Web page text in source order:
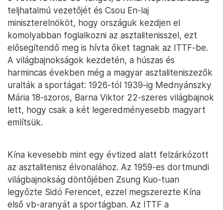
teljhatalmú vezetőjét és Csou En-laj
miniszterelnököt, hogy országuk kezdjen el
komolyabban foglalkozni az asztalitenisszel, ezt
elősegítendő meg is hívta őket tagnak az ITTF-be.
A világbajnokságok kezdetén, a húszas és
harmincas években még a magyar asztaliteniszezők
uralták a sportágat: 1926-tól 1939-ig Mednyánszky
Mária 18-szoros, Barna Viktor 22-szeres világbajnok
lett, hogy csak a két legeredményesebb magyart
említsük.
Kína kevesebb mint egy évtized alatt felzárkózott
az asztalitenisz élvonalához. Az 1959-es dortmundi
világbajnokság döntőjében Zsung Kuo-tuan
legyőzte Sidó Ferencet, ezzel megszerezte Kína
első vb-aranyát a sportágban. Az ITTF a